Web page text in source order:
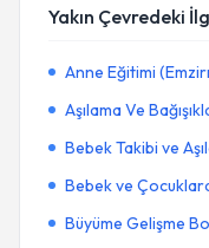
Yakın Çevredeki
Anne Eğitimi
Aşılama Ve
Bebek Takibi ve
Bebek ve
Büyüme Gelişme